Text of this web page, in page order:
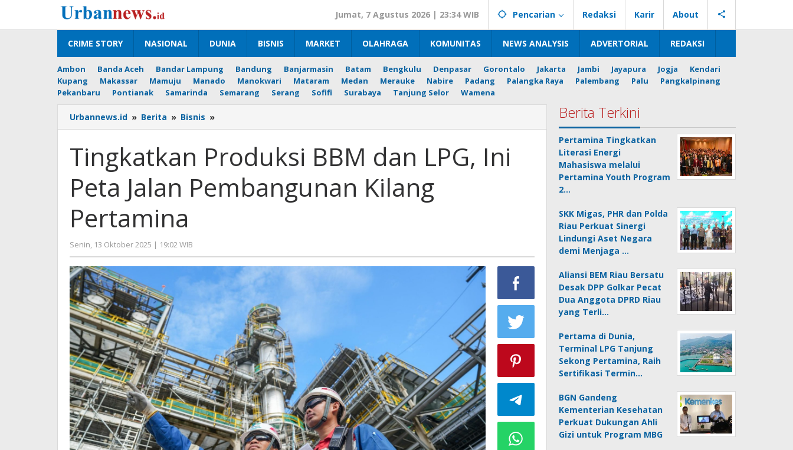
konten
Jumat, 7 Agustus 2026 | 23:34 WIB Pencarian Redaksi Karir About
CRIME STORY NASIONAL DUNIA BISNIS MARKET OLAHRAGA KOMUNITAS NEWS ANALYSIS ADVERTORIAL REDAKSI
Ambon Banda Aceh Bandar Lampung Bandung Banjarmasin Batam Bengkulu Denpasar Gorontalo Jakarta Jambi Jayapura Jogja
Kendari
Kupang
Makassar Mamuju Manado Manokwari Mataram Medan Merauke Nabire Padang Palangka Raya Palembang Palu
Pangkalpinang
Pekanbaru
Pontianak Samarinda Semarang Serang Sofifi Surabaya Tanjung Selor Wamena
Urbannews.id » Berita » Bisnis »
Produksi
dan
LPG,
Peta
Tingkatkan Produksi BBM dan LPG, Ini
Peta Jalan Pembangunan Kilang
Pertamina
Senin, 13 Oktober 2025 | 19:02 WIB
Editor
Berita Terkini
Pertamina Tingkatkan
Literasi Energi
Mahasiswa melalui
Pertamina Youth Program
2…
SKK Migas, PHR dan Polda
Riau Perkuat Sinergi
Lindungi Aset Negara
demi Menjaga …
Aliansi BEM Riau Bersatu
Desak DPP Golkar Pecat
Dua Anggota DPRD Riau
yang Terli…
Pertama di Dunia,
Terminal LPG Tanjung
Sekong Pertamina, Raih
Sertifikasi Termin…
BGN Gandeng
Kementerian Kesehatan
Perkuat Dukungan Ahli
Gizi untuk Program MBG